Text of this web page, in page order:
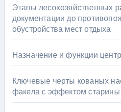
Этапы лесохозяйственных
документации до
обустройства мест отдыха
Назначение и функции
Ключевые черты кованых
факела с эффектом старины